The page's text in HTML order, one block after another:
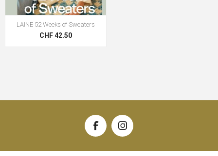
LAINE 52 Weeks of Sweaters
CHF 42.50